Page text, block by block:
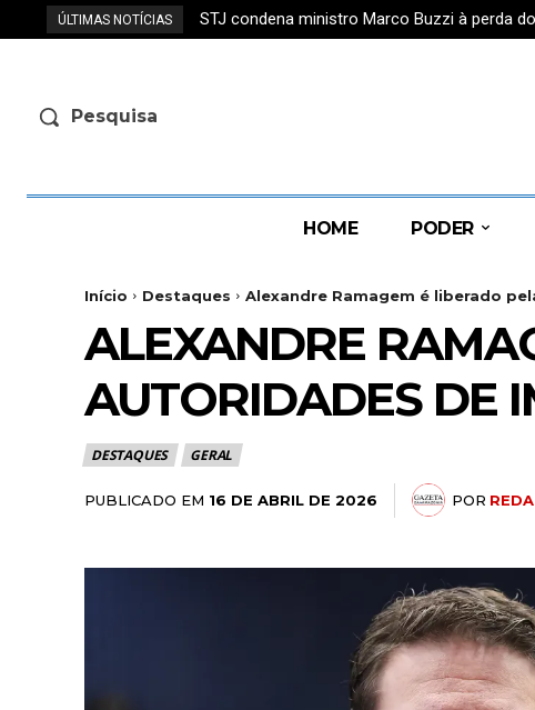
ÚLTIMAS NOTÍCIAS STJ condena ministro Marco Buzzi à perda
Pesquisa
HOME PODER
Início Destaques Alexandre Ramagem é liberado
ALEXANDRE
AUTORIDADES DE
DESTAQUES GERAL
PUBLICADO EM 16 DE ABRIL DE 2026 POR